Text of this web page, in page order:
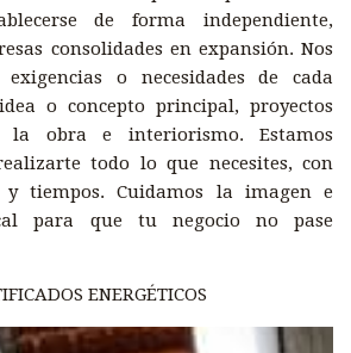
de forma independiente,
consolidades en expansión. Nos
o necesidades de cada
o concepto principal, proyectos
la obra e interiorismo. Estamos
todo lo que necesites, con
y tiempos. Cuidamos la imagen e
para que tu negocio no pase
ENERGÉTICOS